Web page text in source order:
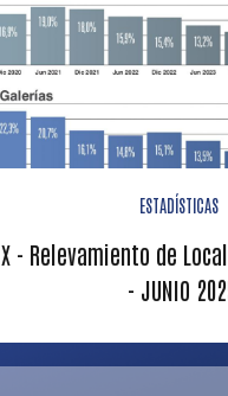
ESTADÍSTICAS
X - Relevamiento de
- JUNIO